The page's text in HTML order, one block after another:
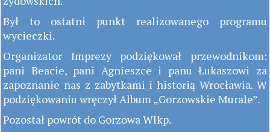
Był to ostatni punkt realizowanego programu
wycieczki.
Organizator Imprezy podziękował przewodnikom:
pani Beacie, pani Agnieszce i panu Łukaszowi za
zapoznanie nas z zabytkami i historią Wrocławia. W
podziękowaniu wręczył Album „Gorzowskie Murale”.
Pozostał powrót do Gorzowa Wlkp.